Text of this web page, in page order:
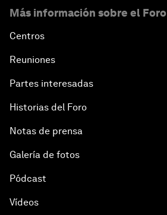
Más información sobre el Foro
Centros
Reuniones
Partes interesadas
Historias del Foro
Notas de prensa
Galería de fotos
Pódcast
Vídeos